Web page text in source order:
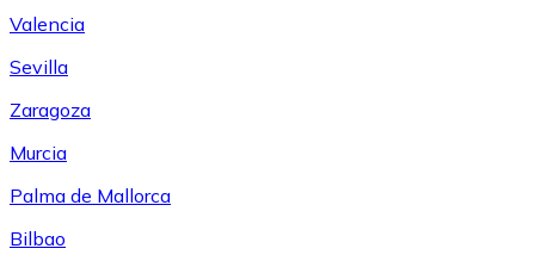
Valencia
Sevilla
Zaragoza
Murcia
Palma de Mallorca
Bilbao